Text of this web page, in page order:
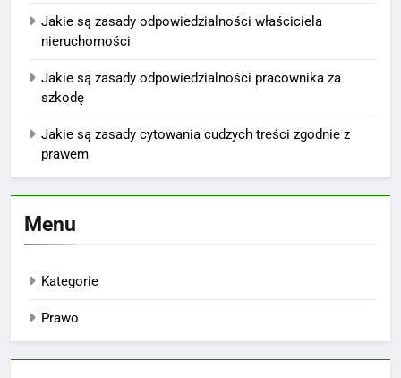
Jakie są zasady odpowiedzialności właściciela
nieruchomości
Jakie są zasady odpowiedzialności pracownika za
szkodę
Jakie są zasady cytowania cudzych treści zgodnie z
prawem
Menu
Kategorie
Prawo